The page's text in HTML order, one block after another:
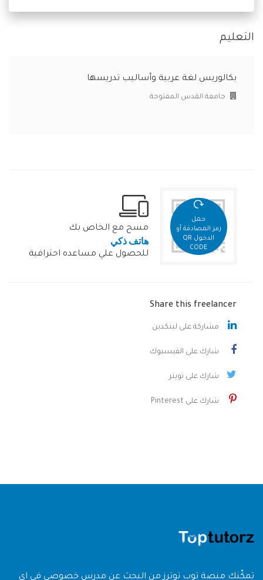
التعليم
بكالوريس لغة عربية وأساليب تدريسها
جامعة القدس المفتوحة
حمل
رمز المصادقة أو
الدخول QR
CODE
مسح مع الخاص بك
هاتف ذكي
للحصول علي مساعده احترافية
Share this freelancer
مشاركة على لينكدين
شارك على الفيسبوك
شارك على تويتر
شارك على Pinterest
تمكّنك منصة توب توترز من البحث عن مدرس خصوصي في اي